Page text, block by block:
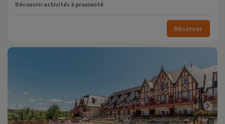
Découvrir activités à proximité
Réserver